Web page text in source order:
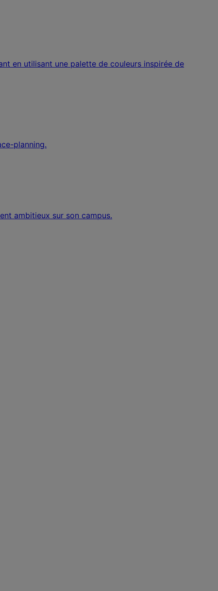
en utilisant une palette de couleurs inspirée de
planning.
ambitieux sur son campus.